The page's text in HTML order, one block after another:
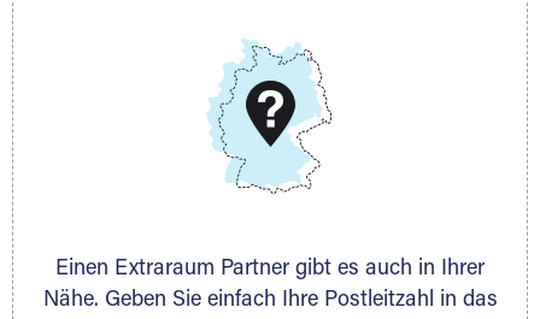
DMG Aktiengesellschaft
www.dmg-ag.com
Einen Extraraum Partner gibt es auch in Ihrer
Nähe. Geben Sie einfach Ihre Postleitzahl in das